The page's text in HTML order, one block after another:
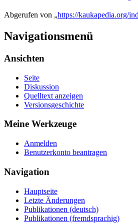
Abgerufen von „https://kaukapedia.org/
Navigationsmenü
Ansichten
Seite
Diskussion
Quelltext anzeigen
Versionsgeschichte
Meine Werkzeuge
Anmelden
Benutzerkonto beantragen
Navigation
Hauptseite
Letzte Änderungen
Publikationen (deutsch)
Publikationen (fremdsprachig)